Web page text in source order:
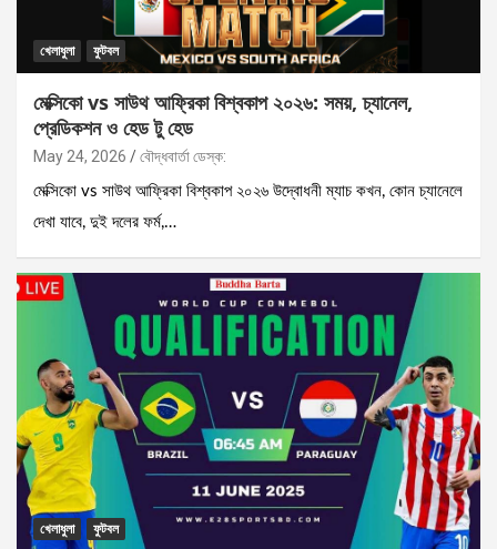
খেলাধুলা ফুটবল
মেক্সিকো vs সাউথ আফ্রিকা বিশ্বকাপ ২০২৬: সময়, চ্যানেল,
প্রেডিকশন ও হেড টু হেড
May 24, 2026 বৌদ্ধবার্তা ডেস্ক:
মেক্সিকো vs সাউথ আফ্রিকা বিশ্বকাপ ২০২৬ উদ্বোধনী ম্যাচ কখন, কোন চ্যানেলে
দেখা যাবে, দুই দলের ফর্ম,…
খেলাধুলা ফুটবল